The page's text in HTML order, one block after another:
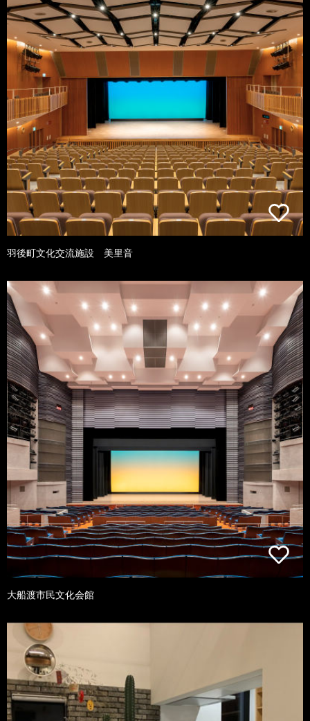
羽後町文化交流施設 美里音
大船渡市民文化会館